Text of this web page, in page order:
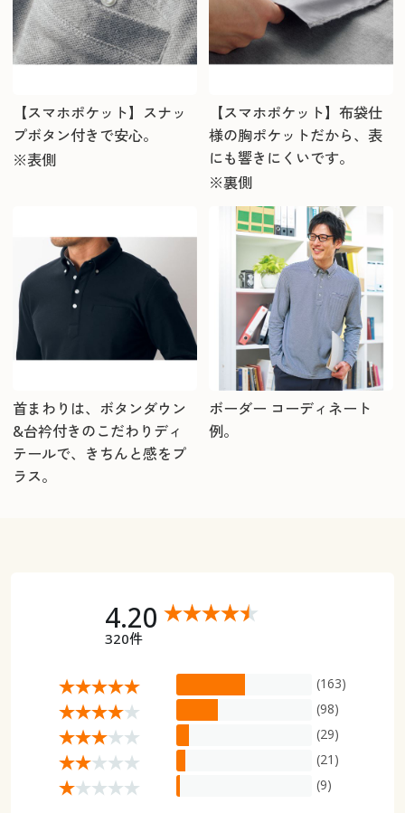
【スマホポケット】スナッ
プボタン付きで安心。
※表側
【スマホポケット】布袋仕
様の胸ポケットだから、表
にも響きにくいです。
※裏側
首まわりは、ボタンダウン
&台衿付きのこだわりディ
テールで、きちんと感をプ
ラス。
ボーダー コーディネート
例。
4.20
320件
(163)
(98)
(29)
(21)
(9)